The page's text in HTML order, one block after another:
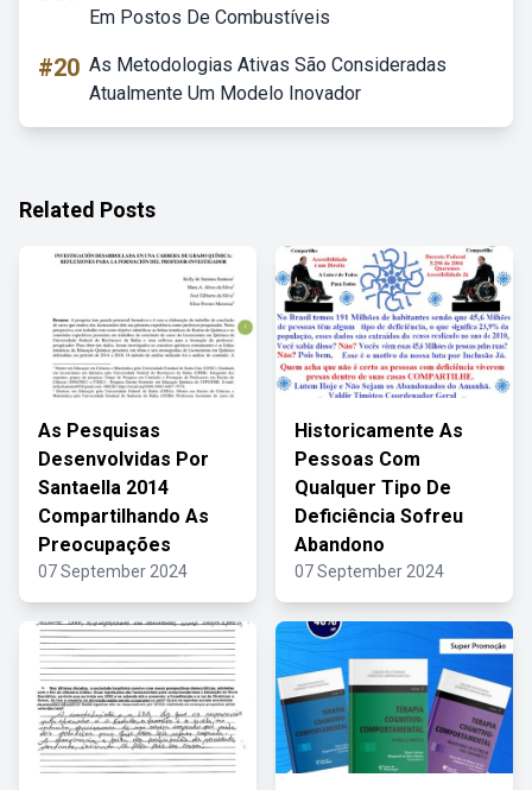
Em Postos De Combustíveis
#20 As Metodologias Ativas São Consideradas
Atualmente Um Modelo Inovador
Related Posts
As Pesquisas
Desenvolvidas Por
Santaella 2014
Compartilhando As
Preocupações
07 September 2024
Historicamente As
Pessoas Com
Qualquer Tipo De
Deficiência Sofreu
Abandono
07 September 2024